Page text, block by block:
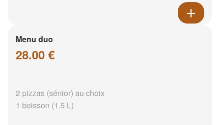
Menu duo
28.00 €
2 pizzas (sénior) au choix
1 boisson (1.5 L)